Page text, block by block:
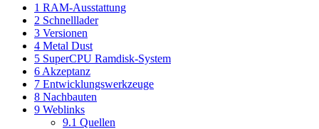
1 RAM-Ausstattung
2 Schnelllader
3 Versionen
4 Metal Dust
5 SuperCPU Ramdisk-System
6 Akzeptanz
7 Entwicklungswerkzeuge
8 Nachbauten
9 Weblinks
9.1 Quellen